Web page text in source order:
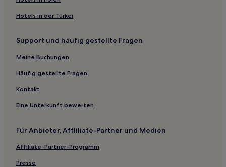
Crofty Hotels
Swansea: Hotels
Hotels nahe Penderyn Distillery
Hotels nahe St Donat's Castle
Hotels nahe Cwm Du Glen & Glanrhyd Plantation Local
Hotels nahe Swansea University
Manselfield Hotels
Hotels in der Türkei
Support und häufig gestellte Fragen
Meine Buchungen
Häufig gestellte Fragen
Kontakt
Eine Unterkunft bewerten
Für Anbieter, Affliliate-Partner und Medien
Affiliate-Partner-Programm
Presse